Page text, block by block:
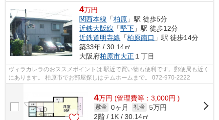
4万円
関西本線 「柏原 」駅 徒歩5分
近鉄大阪線 「堅下 」駅 徒歩12分
近鉄道明寺線 「柏原南口 」駅 徒歩14分
築33年 / 30.14㎡
大阪府柏原市大正 １丁目
ヴィラカレラのおススメポイントは 駅近で買い物も便利です。郵便局も近く
にあります。 柏原市でお部屋探しはテムホームまで。 072-970-2222
4万円 (管理費等：3,000円 )
敷金 0ヶ月 礼金 5万円
2階 / 1K / 30.14㎡